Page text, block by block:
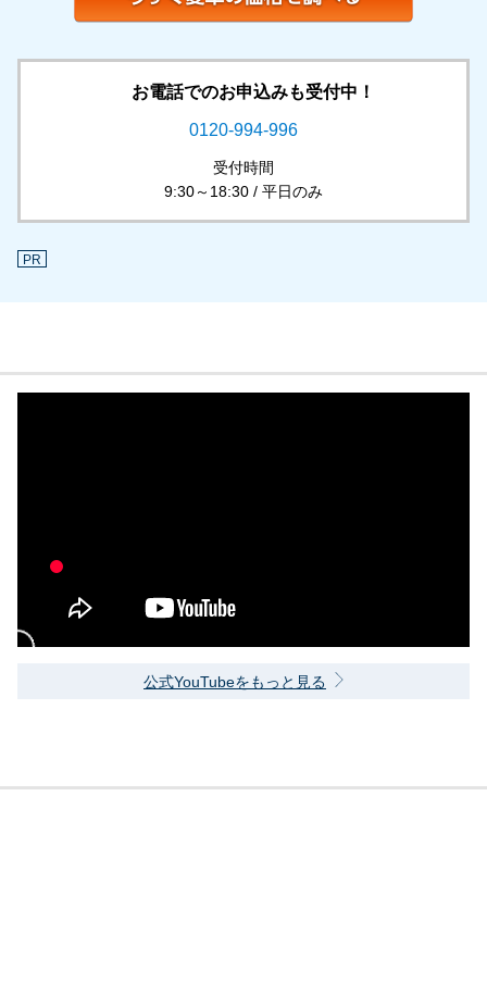
お電話でのお申込みも受付中！
0120-994-996
受付時間
9:30～18:30 / 平日のみ
PR
公式YouTubeをもっと見る